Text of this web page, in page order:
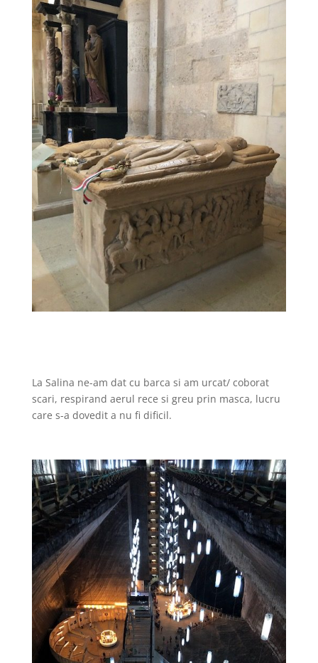
La Salina ne-am dat cu barca si am urcat/ coborat
scari, respirand aerul rece si greu prin masca, lucru
care s-a dovedit a nu fi dificil.